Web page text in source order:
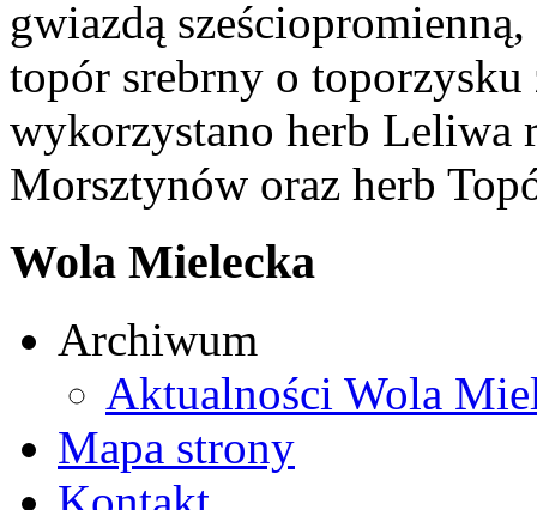
gwiazdą
topór srebrny o
wykorzystano herb Leliwa
Morsztynów oraz herb
Wola Mielecka
Archiwum
Aktualności Wola
Mapa strony